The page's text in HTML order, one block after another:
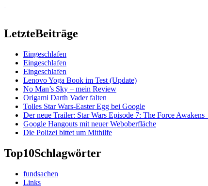
LetzteBeiträge
Eingeschlafen
Eingeschlafen
Eingeschlafen
Lenovo Yoga Book im Test (Update)
No Man’s Sky – mein Review
Origami Darth Vader falten
Tolles Star Wars-Easter Egg bei Google
Der neue Trailer: Star Wars Episode 7: The Force
Google Hangouts mit neuer Weboberfläche
Die Polizei bittet um Mithilfe
Top10Schlagwörter
fundsachen
Links